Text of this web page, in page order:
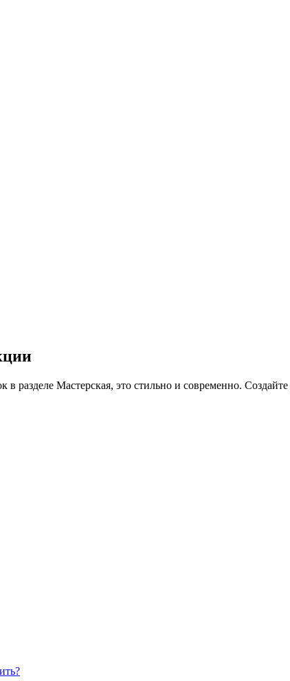
в разделе Мастерская, это стильно и современно.